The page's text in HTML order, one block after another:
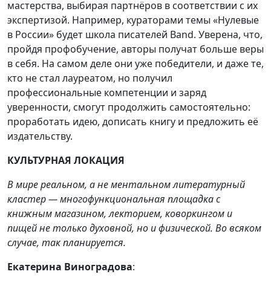
мастерства, выбирая партнёров в соответствии с их
экспертизой. Например, кураторами темы «Нулевые
в России» будет школа писателей Band. Уверена, что,
пройдя профобучение, авторы получат больше веры
в себя. На самом деле они уже победители, и даже те,
кто не стал лауреатом, но получил
профессиональные компетенции и заряд
уверенности, смогут продолжить самостоятельно:
проработать идею, дописать книгу и предложить её
издательству.
КУЛЬТУРНАЯ ЛОКАЦИЯ
В мире реальном, а не ментальном литературный
кластер — многофункциональная площадка с
книжным магазином, лекторием, коворкингом и
пищей не только духовной, но и физической. Во всяком
случае, так планируется.
Екатерина Виноградова: